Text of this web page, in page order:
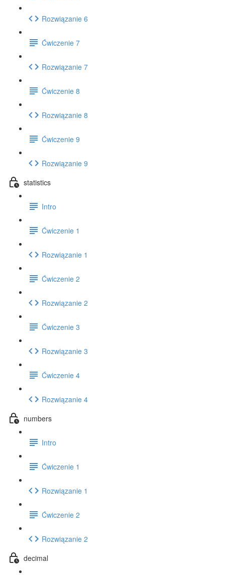
Rozwiązanie 6
Ćwiczenie 7
Rozwiązanie 7
Ćwiczenie 8
Rozwiązanie 8
Ćwiczenie 9
Rozwiązanie 9
statistics
Intro
Ćwiczenie 1
Rozwiązanie 1
Ćwiczenie 2
Rozwiązanie 2
Ćwiczenie 3
Rozwiązanie 3
Ćwiczenie 4
Rozwiązanie 4
numbers
Intro
Ćwiczenie 1
Rozwiązanie 1
Ćwiczenie 2
Rozwiązanie 2
decimal